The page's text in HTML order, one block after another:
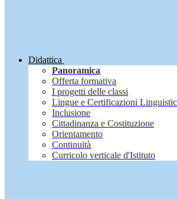
Didattica
Panoramica
Offerta formativa
I progetti delle classi
Lingue e Certificazioni
Inclusione
Cittadinanza e Costituzione
Orientamento
Continuità
Curricolo verticale d'Istituto